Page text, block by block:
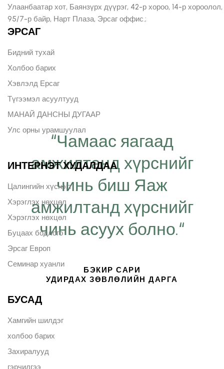
“Чамаас яагаад
амжилтанд хүрснийг
чинь биш Яаж
амжилтанд хүрснийг
чинь асуух болно.“
БЭКИР САРИ
УДИРДАХ ЗӨВЛӨЛИЙН ДАРГА
Улаанбаатар хот, Баянзүрх дүүрэг, 42-р хороо, 14-р хороолол,
95/7-р байр, Нарт Плаза, Эрсаг оффис.;
ЭРСАГ
Бидний тухай
Холбоо барих
Хэвлэлд Ерсаг
Түгээмэл асуултууд
МАНАЙ ДАНСНЫ ДУГААР
Улс орны урамшуулал
ИНТЕРНЭТ ХУДАЛДАА
Цалингийн хүснэгт
Хэрэглэх нөхцөл
Хэрэглэх нөхцөл
Буцаах бодлого
Эрсаг Европ
Семинар хуанли
БУСАД
Хамгийн шилдэг
холбоо барих
Захиралууд
гэрчилгээ